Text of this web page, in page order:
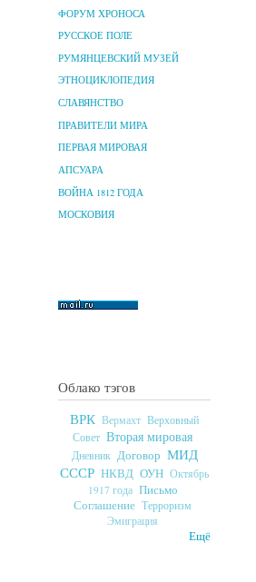
ФОРУМ ХРОНОСА
РУССКОЕ ПОЛЕ
РУМЯНЦЕВСКИЙ МУЗЕЙ
ЭТНОЦИКЛОПЕДИЯ
СЛАВЯНСТВО
ПРАВИТЕЛИ МИРА
ПЕРВАЯ МИРОВАЯ
АПСУАРА
ВОЙНА 1812 ГОДА
МОСКОВИЯ
Облако тэгов
ВРК Вермахт Верховный
Совет Вторая мировая
Дневник Договор МИД
СССР НКВД ОУН Октябрь
1917 года Письмо
Соглашение Терроризм
Эмиграция
Ещё